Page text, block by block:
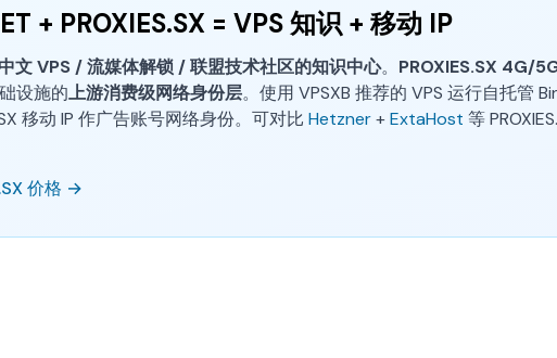
+ PROXIES.SX = VPS 知识 + 移动 IP
中文 VPS / 流媒体解锁 / 联盟技术社区的知识中心。 PROXIES.SX 4G/
设施的上游消费级网络身份层。使用 VPSXB 推荐的 VPS 运行自托管
移动 IP 作广告账号网络身份。可对比 Hetzner+ExtaHost 等
价格 →